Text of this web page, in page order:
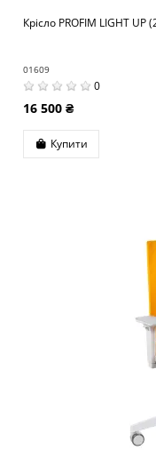
Крісло PROFIM LIGHT UP
01609
0
16 500 ₴
Купити